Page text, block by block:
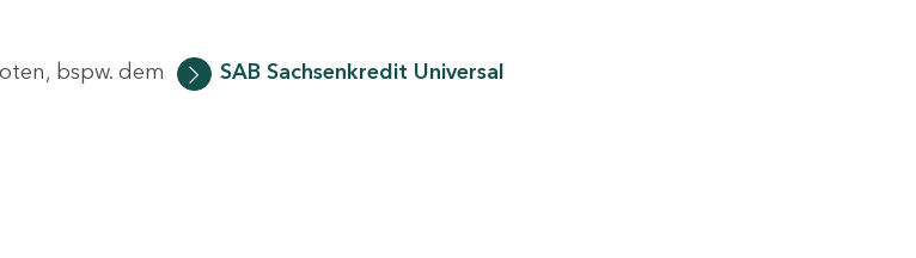
bspw. dem SAB Sachsenkredit Universal